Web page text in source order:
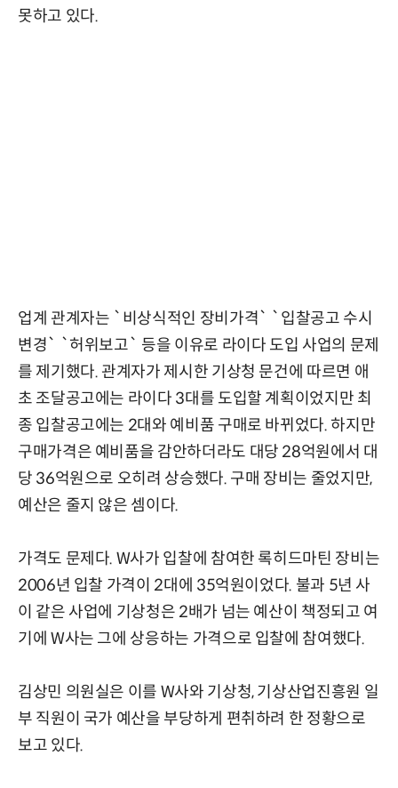
못하고 있다.
업계 관계자는 `비상식적인 장비가격` `입찰공고 수시
변경` `허위보고` 등을 이유로 라이다 도입 사업의 문제
를 제기했다. 관계자가 제시한 기상청 문건에 따르면 애
초 조달공고에는 라이다 3대를 도입할 계획이었지만 최
종 입찰공고에는 2대와 예비품 구매로 바뀌었다. 하지만
구매가격은 예비품을 감안하더라도 대당 28억원에서 대
당 36억원으로 오히려 상승했다. 구매 장비는 줄었지만,
예산은 줄지 않은 셈이다.
가격도 문제다. W사가 입찰에 참여한 록히드마틴 장비는
2006년 입찰 가격이 2대에 35억원이었다. 불과 5년 사
이 같은 사업에 기상청은 2배가 넘는 예산이 책정되고 여
기에 W사는 그에 상응하는 가격으로 입찰에 참여했다.
김상민 의원실은 이를 W사와 기상청, 기상산업진흥원 일
부 직원이 국가 예산을 부당하게 편취하려 한 정황으로
보고 있다.